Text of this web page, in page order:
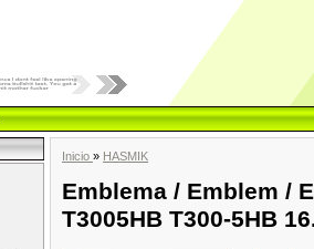
Inicio » HASMIK
Emblema / Emblem /
T3005HB T300-5HB